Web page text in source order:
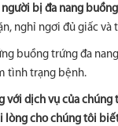
bị đa nang
nghỉ ngơi đủ giấc và
buồng trứng đa
tình trạng bệnh.
với dịch vụ của
lòng cho chúng tôi